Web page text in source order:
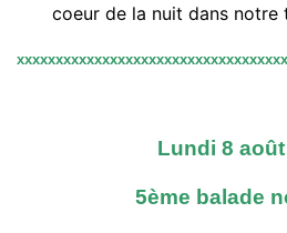
coeur de la nuit dans notre
Lundi 8 août
5ème balade